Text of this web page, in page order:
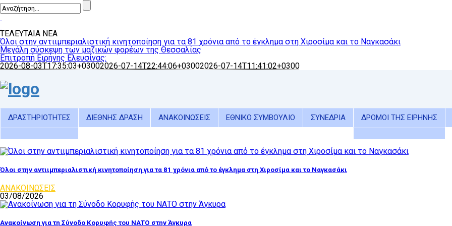
ΤΕΛΕΥΤΑΙΑ ΝΕΑ
Όλοι στην αντιιμπεριαλιστική κινητοποίηση για τα 81 χρόνια από το έγκλημα στη Χιροσίμα και το Ναγκασάκι
Μεγάλη σύσκεψη των μαζικών φορέων της Θεσσαλίας
Επιτροπή Ειρήνης Ελευσίνας:
2026-08-03T17:35:03+03002026-07-14T22:44:06+03002026-07-14T11:41:02+0300
ΔΡΑΣΤΗΡΙΟΤΗΤΕΣ ΔΙΕΘΝΗΣ ΔΡΑΣΗ ΑΝΑΚΟΙΝΩΣΕΙΣ ΕΘΝΙΚΟ ΣΥΜΒΟΥΛΙΟ ΣΥΝΕΔΡΙΑ ΔΡΟΜΟΙ ΤΗΣ ΕΙΡΗΝΗΣ
Όλοι στην αντιιμπεριαλιστική κινητοποίηση για τα 81 χρόνια από το έγκλημα στη Χιροσίμα και το Ναγκασάκι
ΑΝΑΚΟΙΝΩΣΕΙΣ
03/08/2026
Ανακοίνωση για τη Σύνοδο Κορυφής του ΝΑΤΟ στην Άγκυρα